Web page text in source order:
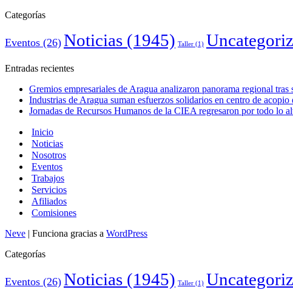
Categorías
Eventos (26) Noticias (1945) Taller (1)
Entradas recientes
Gremios empresariales de Aragua analizaron panorama regional tras
Industrias de Aragua suman esfuerzos solidarios en centro de
Jornadas de Recursos Humanos de la CIEA regresaron por todo lo
Inicio
Noticias
Nosotros
Eventos
Trabajos
Servicios
Afiliados
Comisiones
Neve | Funciona gracias a WordPress
Categorías
Eventos (26) Noticias (1945) Taller (1)